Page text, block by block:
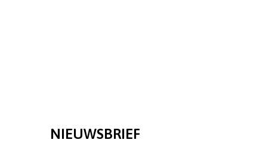
NIEUWSBRIEF